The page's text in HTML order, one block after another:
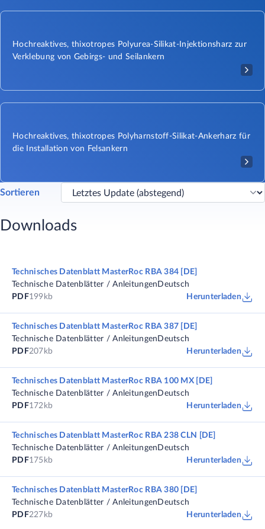
Hochreaktives, thixotropes Polyurea-Silikat-Injektionsharz zur
Verklebung von Gebirgs- und Seilankern
Hochreaktives, thixotropes Polyharnstoff-Silikat-Ankerharz für
die Installation von Felsankern​
Sortieren
Downloads
Technisches Datenblatt MasterRoc RBA 384 [DE]
Technische Datenblätter / Anleitungen Deutsch
PDF199kb Herunterladen
Technisches Datenblatt MasterRoc RBA 387 [DE]
Technische Datenblätter / Anleitungen Deutsch
PDF207kb Herunterladen
Technisches Datenblatt MasterRoc RBA 100 MX [DE]
Technische Datenblätter / Anleitungen Deutsch
PDF172kb Herunterladen
Technisches Datenblatt MasterRoc RBA 238 CLN [DE]
Technische Datenblätter / Anleitungen Deutsch
PDF175kb Herunterladen
Technisches Datenblatt MasterRoc RBA 380 [DE]
Technische Datenblätter / Anleitungen Deutsch
PDF227kb Herunterladen